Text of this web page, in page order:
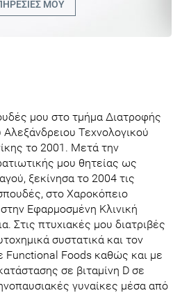
ΜΟΥ
μου στο τμήμα Διατροφής
Αλεξάνδρειου Τεχνολογικού
το 2001. Μετά την
μου θητείας ως
ξεκίνησα το 2004 τις
στο Χαροκόπειο
Eφαρμοσμένη Kλινική
Στις πτυχιακές μου διατριβές
συστατικά και τον
Functional Foods καθώς και με
σε βιταμίνη D σε
γυναίκες μέσα από